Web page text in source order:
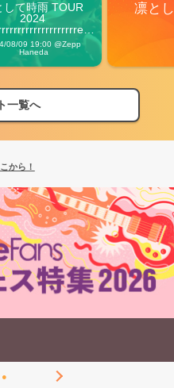
して時雨 TOUR
2024
Vibes
08/09 19:00 @Zepp
Haneda
凛と
一覧へ
から！
期編発表！
から！
期編発表！